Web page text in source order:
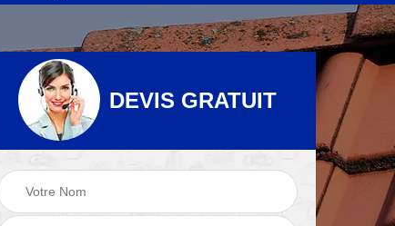
Nettoyage et
démoussage de
toiture 80
Réparation de
toiture 80
DEVIS GRATUIT